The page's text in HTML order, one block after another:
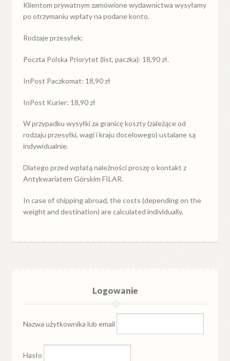
Klientom prywatnym zamówione wydawnictwa wysyłamy
po otrzymaniu wpłaty na podane konto.
Rodzaje przesyłek:
Poczta Polska Priorytet (list, paczka): 18,90 zł.
InPost Paczkomat: 18,90 zł
InPost Kurier: 18,90 zł
W przypadkuwysyłkiza granicękoszty (zależące od
rodzaju przesyłki, wagi i kraju docelowego) ustalane są
indywidualnie.
Dlatego przed wpłatą należności proszę o kontakt z
Antykwariatem Górskim FILAR.
In case of shipping abroad, the costs (depending on the
weight and destination) are calculated individually.
Logowanie
Nazwa użytkownika lub email
Hasło